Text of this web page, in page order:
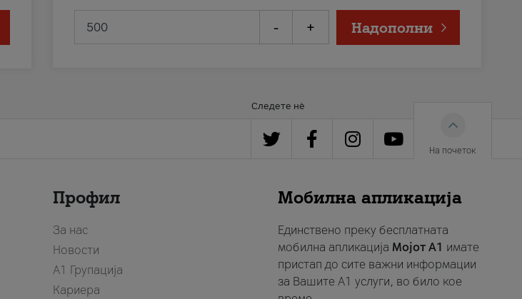
- + Надополни
Следете нè
На почеток
Профил
За нас
Новости
А1 Групација
Кариера
Мобилна апликација
Единствено преку бесплатната
мобилна апликација Мојот A1 имате
пристап до сите важни информации
за Вашите A1 услуги, во било кое